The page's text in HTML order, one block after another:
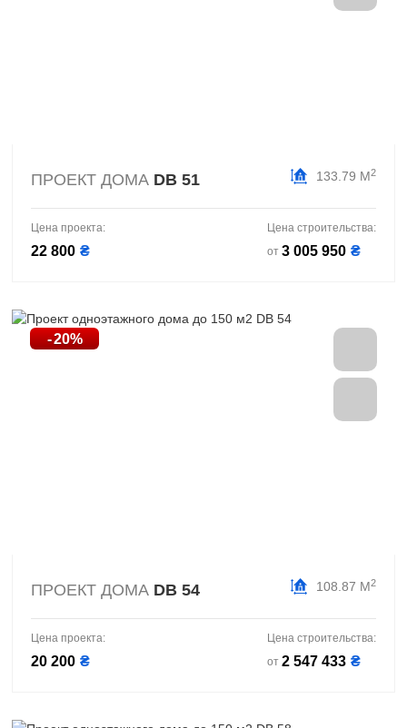
ПРОЕКТ ДОМА DB 51 133.79 М2
Цена проекта:
22 800 ₴
Цена строительства:
от 3 005 950 ₴
ПРОЕКТ ДОМА DB 54 108.87 М2
Цена проекта:
20 200 ₴
Цена строительства:
от 2 547 433 ₴